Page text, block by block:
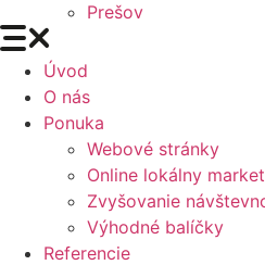
Prešov
Úvod
O nás
Ponuka
Webové stránky
Online lokálny
Zvyšovanie
Výhodné balíčky
Referencie